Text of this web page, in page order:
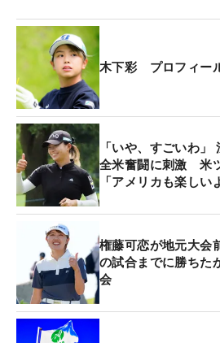
木下彩 プロフィー
「いや、すごいわ
全米奮闘に刺激 米
「アメリカも楽しい
権藤可恋が地元大会
の試合までに勝ちた
会